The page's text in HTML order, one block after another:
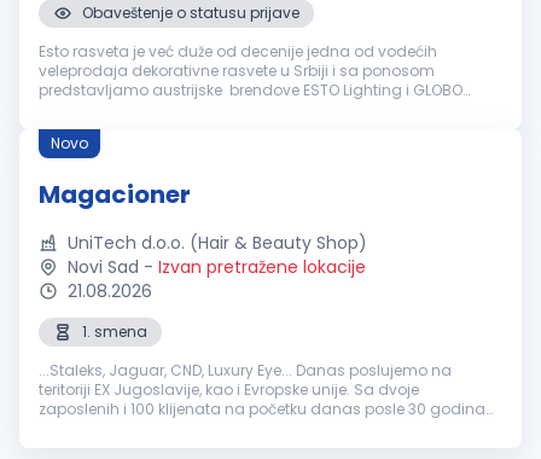
Obaveštenje o statusu prijave
Esto rasveta je već duže od decenije jedna od vodećih
veleprodaja dekorativne rasvete u Srbiji i sa ponosom
predstavljamo austrijske brendove ESTO Lighting i GLOBO
našem rastuće...
Novo
Magacioner
UniTech d.o.o. (Hair & Beauty Shop)
Novi Sad - Izvan pretražene lokacije
21.08.2026
1. smena
...Staleks, Jaguar, CND, Luxury Eye... Danas poslujemo na
teritoriji EX Jugoslavije, kao i Evropske unije. Sa dvoje
zaposlenih i 100 klijenata na početku danas posle 30 godina
Magacioner